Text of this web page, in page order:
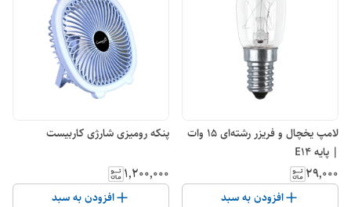
لامپ یخچال و فریزر رشته‌ای 15 وات
| پایه E14
۲۹٬۰۰۰
افزودن به سبد
پنکه رومیزی شارژی کاربیست
۱٬۲۰۰٬۰۰۰
افزودن به سبد